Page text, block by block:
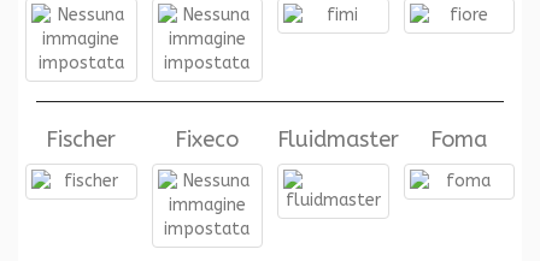
Fischer Fixeco Fluidmaster Foma